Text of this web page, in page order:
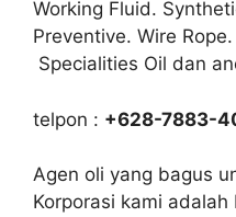
Working Fluid.
Preventive. Wire
Specialities Oil dan
telpon : +628-7883-
Agen oli yang bagus
Korporasi kami adalah